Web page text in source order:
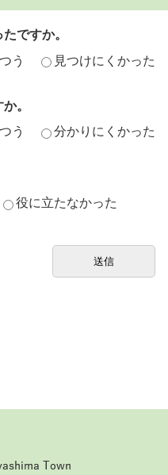
ですか。
う 見つけにくかった
。
う 分かりにくかった
役に立たなかった